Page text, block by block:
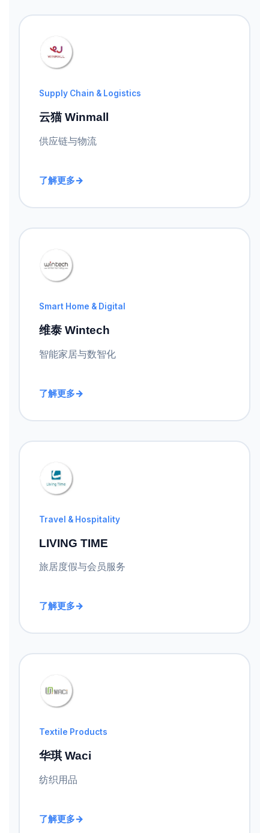
Supply Chain & Logistics
云猫 Winmall
供应链与物流
了解更多
Smart Home & Digital
维泰 Wintech
智能家居与数智化
了解更多
Travel & Hospitality
LIVING TIME
旅居度假与会员服务
了解更多
Textile Products
华琪 Waci
纺织用品
了解更多